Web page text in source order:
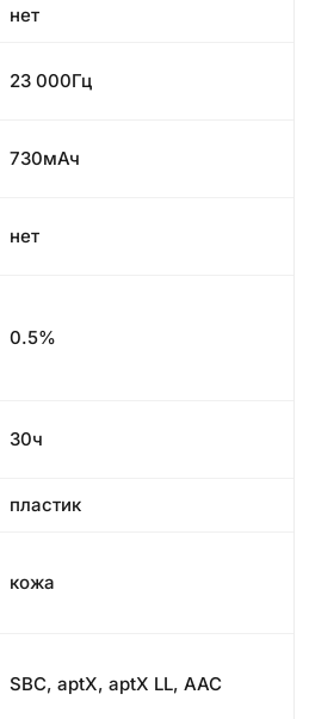
нет
23 000Гц
730мАч
нет
0.5%
30ч
пластик
кожа
SBC, aptX, aptX LL, AAC